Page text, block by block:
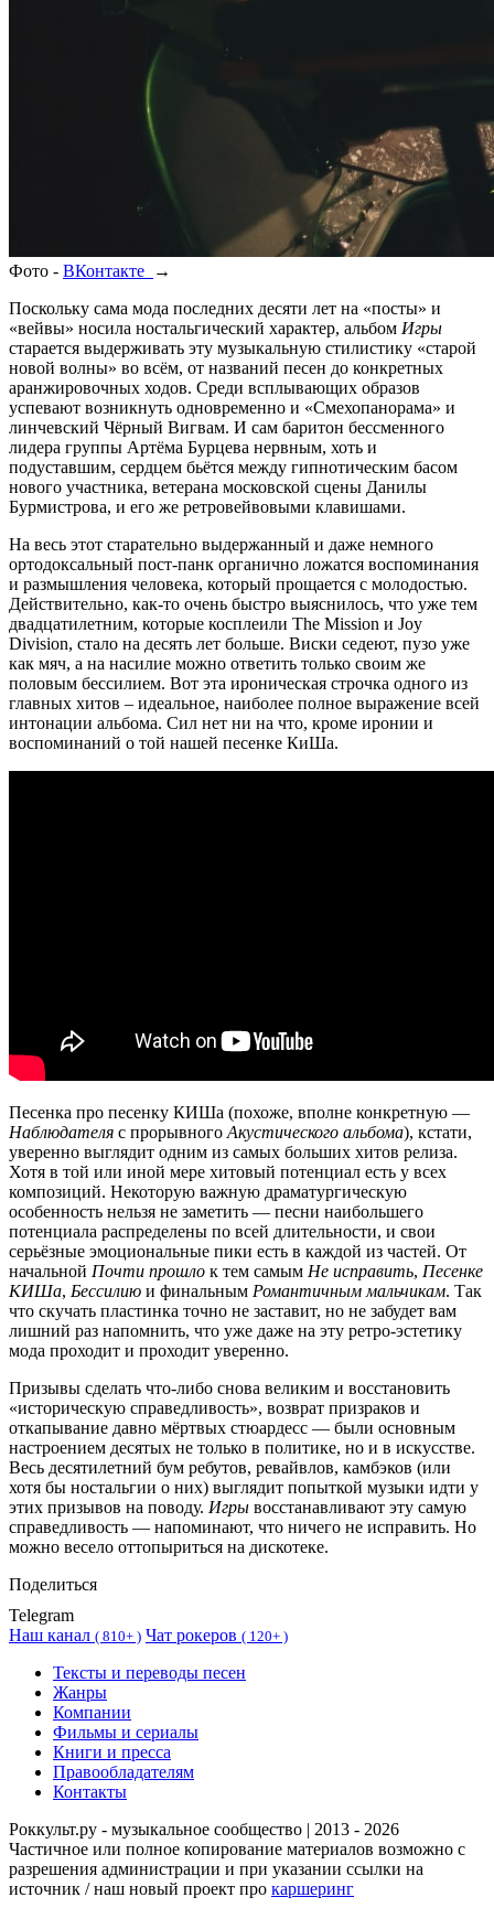
Фото - ВКонтакте
→
Поскольку сама мода последних десяти лет на «посты» и
«вейвы» носила ностальгический характер, альбом Игры
старается выдерживать эту музыкальную стилистику «старой
новой волны» во всём, от названий песен до конкретных
аранжировочных ходов. Среди всплывающих образов
успевают возникнуть одновременно и «Смехопанорама» и
линчевский Чёрный Вигвам. И сам баритон бессменного
лидера группы Артёма Бурцева нервным, хоть и
подуставшим, сердцем бьётся между гипнотическим басом
нового участника, ветерана московской сцены Данилы
Бурмистрова, и его же ретровейвовыми клавишами.
На весь этот старательно выдержанный и даже немного
ортодоксальный пост-панк органично ложатся воспоминания
и размышления человека, который прощается с молодостью.
Действительно, как-то очень быстро выяснилось, что уже тем
двадцатилетним, которые косплеили The Mission и Joy
Division, стало на десять лет больше. Виски седеют, пузо уже
как мяч, а на насилие можно ответить только своим же
половым бессилием. Вот эта ироническая строчка одного из
главных хитов – идеальное, наиболее полное выражение всей
интонации альбома. Сил нет ни на что, кроме иронии и
воспоминаний о той нашей песенке КиШа.
Песенка про песенку КИШа (похоже, вполне конкретную —
Наблюдателя с прорывного Акустического альбома), кстати,
уверенно выглядит одним из самых больших хитов релиза.
Хотя в той или иной мере хитовый потенциал есть у всех
композиций. Некоторую важную драматургическую
особенность нельзя не заметить — песни наибольшего
потенциала распределены по всей длительности, и свои
серьёзные эмоциональные пики есть в каждой из частей. От
начальной Почти прошло к тем самым Не исправить, Песенке
КИШа, Бессилию и финальным Романтичным мальчикам. Так
что скучать пластинка точно не заставит, но не забудет вам
лишний раз напомнить, что уже даже на эту ретро-эстетику
мода проходит и проходит уверенно.
Призывы сделать что-либо снова великим и восстановить
«историческую справедливость», возврат призраков и
откапывание давно мëртвых стюардесс — были основным
настроением десятых не только в политике, но и в искусстве.
Весь десятилетний бум ребутов, ревайвлов, камбэков (или
хотя бы ностальгии о них) выглядит попыткой музыки идти у
этих призывов на поводу. Игры восстанавливают эту самую
справедливость — напоминают, что ничего не исправить. Но
можно весело оттопыриться на дискотеке.
Поделиться
Telegram
Наш канал ( 810+ ) Чат рокеров ( 120+ )
Тексты и переводы песен
Жанры
Компании
Фильмы и сериалы
Книги и пресса
Правообладателям
Контакты
Роккульт.ру - музыкальное сообщество | 2013 - 2026
Частичное или полное копирование материалов возможно с
разрешения администрации и при указании ссылки на
источник / наш новый проект про каршеринг